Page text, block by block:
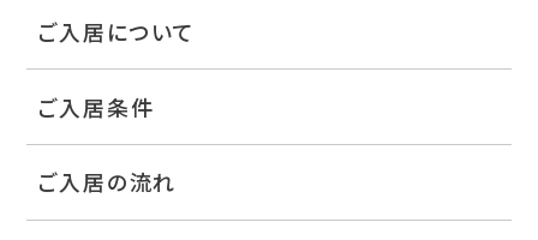
ご入居について
ご入居条件
ご入居の流れ